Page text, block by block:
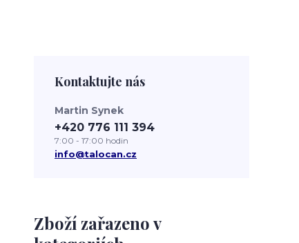
Zboží zařazeno v
Kontaktujte nás
Martin Synek
+420 776 111 394
7:00 - 17:00 hodin
info@talocan.cz